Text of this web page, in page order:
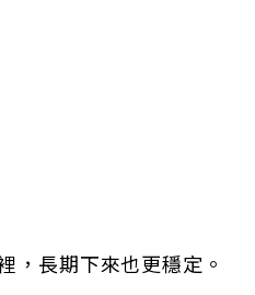
，長期下來也更穩定。